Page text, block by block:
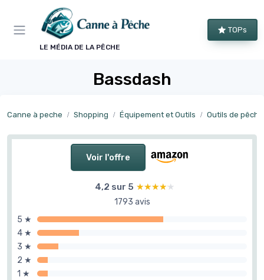
LE MÉDIA DE LA PÊCHE
TOPs
Bassdash
Canne à peche Shopping Équipement et Outils Outils de pêche
Voir l'offre
4,2 sur 5 ★★★★★
★★★★★
1793 avis
5 ★
4 ★
3 ★
2 ★
1 ★
Panneau de gestion des cookies